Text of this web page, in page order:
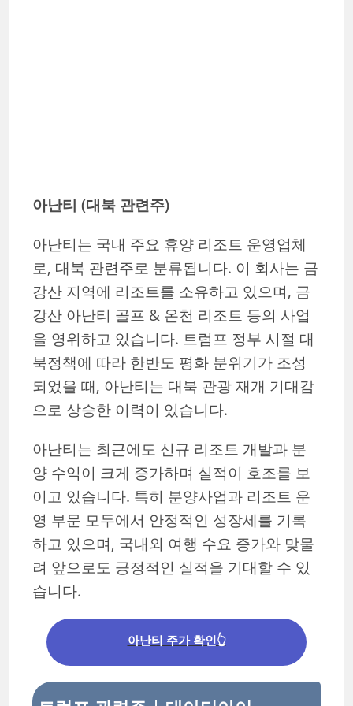
아난티 (대북 관련주)
아난티는 국내 주요 휴양 리조트 운영업체
로, 대북 관련주로 분류됩니다. 이 회사는 금
강산 지역에 리조트를 소유하고 있으며, 금
강산 아난티 골프 & 온천 리조트 등의 사업
을 영위하고 있습니다. 트럼프 정부 시절 대
북정책에 따라 한반도 평화 분위기가 조성
되었을 때, 아난티는 대북 관광 재개 기대감
으로 상승한 이력이 있습니다.
아난티는 최근에도 신규 리조트 개발과 분
양 수익이 크게 증가하며 실적이 호조를 보
이고 있습니다. 특히 분양사업과 리조트 운
영 부문 모두에서 안정적인 성장세를 기록
하고 있으며, 국내외 여행 수요 증가와 맞물
려 앞으로도 긍정적인 실적을 기대할 수 있
습니다.
아난티 주가 확인👆